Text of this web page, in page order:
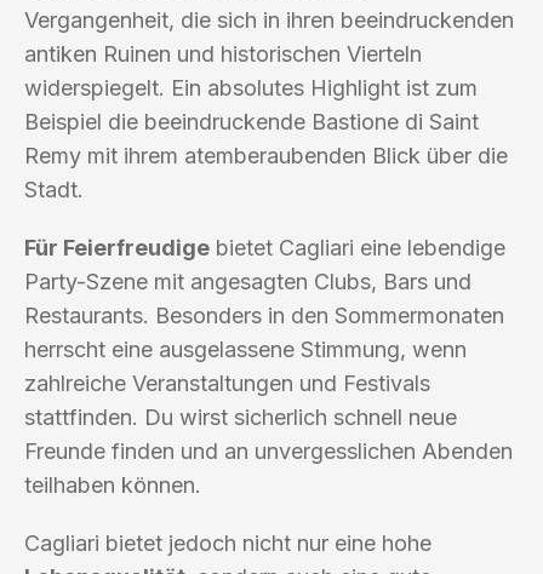
Vergangenheit, die sich in ihren beeindruckenden
antiken Ruinen und historischen Vierteln
widerspiegelt. Ein absolutes Highlight ist zum
Beispiel die beeindruckende Bastione di Saint
Remy mit ihrem atemberaubenden Blick über die
Stadt.
Für Feierfreudige bietet Cagliari eine lebendige
Party-Szene mit angesagten Clubs, Bars und
Restaurants. Besonders in den Sommermonaten
herrscht eine ausgelassene Stimmung, wenn
zahlreiche Veranstaltungen und Festivals
stattfinden. Du wirst sicherlich schnell neue
Freunde finden und an unvergesslichen Abenden
teilhaben können.
Cagliari bietet jedoch nicht nur eine hohe